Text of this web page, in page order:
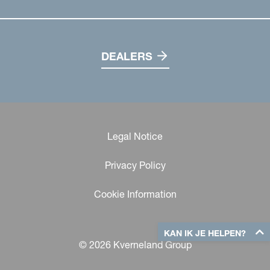
KAN IK JE HELPEN?
DEALERS
Legal Notice
Privacy Policy
Cookie Information
© 2026 Kverneland Group